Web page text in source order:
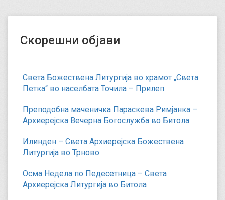
Скорешни објави
Света Божествена Литургија во храмот „Света
Петка“ во населбата Точила – Прилеп
Преподобна маченичка Параскева Римјанка –
Архиерејска Вечерна Богослужба во Битола
Илинден – Света Архиерејска Божествена
Литургија во Трново
Осма Недела по Педесетница – Света
Архиерејска Литургија во Битола